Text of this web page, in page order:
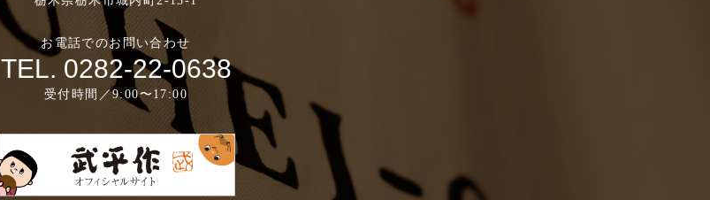
お電話でのお問い合わせ
TEL. 0282-22-0638
受付時間／9:00〜17:00